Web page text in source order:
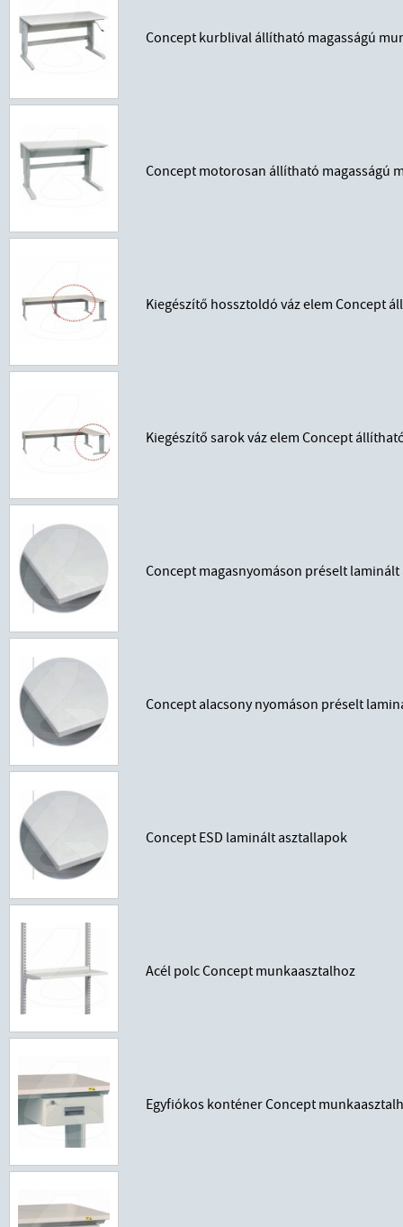
Concept kurblival állítható magasságú
Concept motorosan állítható magasságú
Kiegészítő hossztoldó váz elem Concept
Kiegészítő sarok váz elem Concept
Concept magasnyomáson préselt
Concept alacsony nyomáson préselt
Concept ESD laminált asztallapok
Acél polc Concept munkaasztalhoz
Egyfiókos konténer Concept